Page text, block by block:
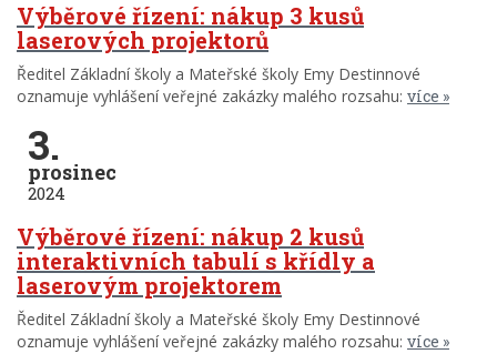
Výběrové řízení: nákup 3 kusů
laserových projektorů
Ředitel Základní školy a Mateřské školy Emy Destinnové
oznamuje vyhlášení veřejné zakázky malého rozsahu: více
3.
prosinec
2024
Výběrové řízení: nákup 2 kusů
interaktivních tabulí s křídly a
laserovým projektorem
Ředitel Základní školy a Mateřské školy Emy Destinnové
oznamuje vyhlášení veřejné zakázky malého rozsahu: více